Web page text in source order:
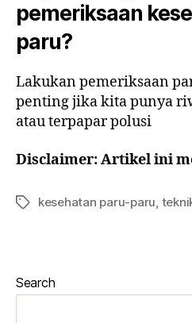
pemeriksaan
paru?
Lakukan pemeriksaan
penting jika kita punya
atau terpapar polusi
Disclaimer: Artikel ini
kesehatan paru-paru,
Search